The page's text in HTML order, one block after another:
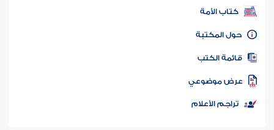
كتب PDF
كتاب الأمة
المكتبة
الكتب
موضوعي